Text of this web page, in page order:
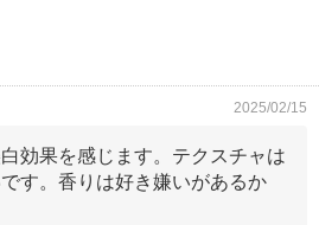
2025/02/15
効果を感じます。テクスチャは
す。香りは好き嫌いがあるか